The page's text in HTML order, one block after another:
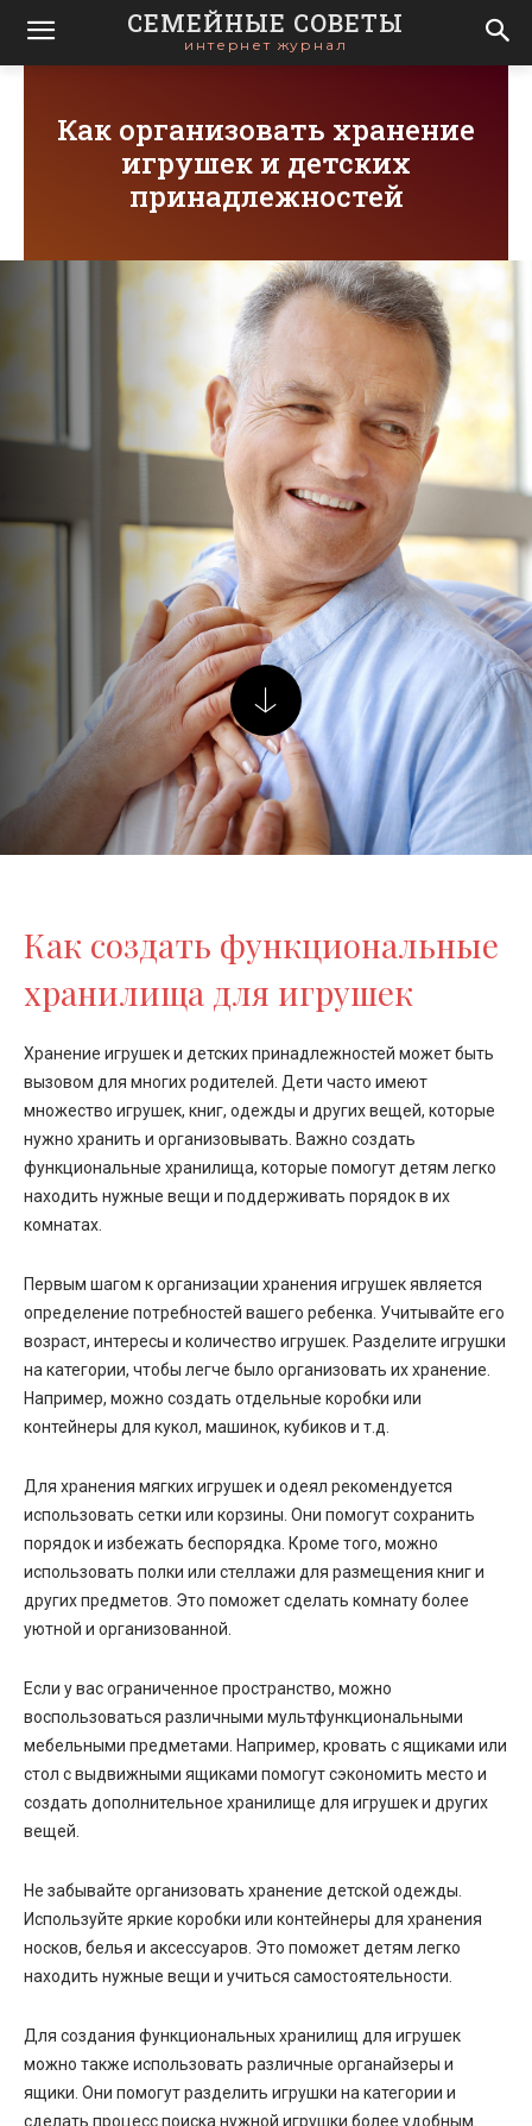
СЕМЕЙНЫЕ СОВЕТЫ
интернет журнал
Как организовать хранение
игрушек и детских
принадлежностей
Как создать функциональные
хранилища для игрушек
Хранение игрушек и детских принадлежностей может быть
вызовом для многих родителей. Дети часто имеют
множество игрушек, книг, одежды и других вещей, которые
нужно хранить и организовывать. Важно создать
функциональные хранилища, которые помогут детям легко
находить нужные вещи и поддерживать порядок в их
комнатах.
Первым шагом к организации хранения игрушек является
определение потребностей вашего ребенка. Учитывайте его
возраст, интересы и количество игрушек. Разделите игрушки
на категории, чтобы легче было организовать их хранение.
Например, можно создать отдельные коробки или
контейнеры для кукол, машинок, кубиков и т.д.
Для хранения мягких игрушек и одеял рекомендуется
использовать сетки или корзины. Они помогут сохранить
порядок и избежать беспорядка. Кроме того, можно
использовать полки или стеллажи для размещения книг и
других предметов. Это поможет сделать комнату более
уютной и организованной.
Если у вас ограниченное пространство, можно
воспользоваться различными мультфункциональными
мебельными предметами. Например, кровать с ящиками или
стол с выдвижными ящиками помогут сэкономить место и
создать дополнительное хранилище для игрушек и других
вещей.
Не забывайте организовать хранение детской одежды.
Используйте яркие коробки или контейнеры для хранения
носков, белья и аксессуаров. Это поможет детям легко
находить нужные вещи и учиться самостоятельности.
Для создания функциональных хранилищ для игрушек
можно также использовать различные органайзеры и
ящики. Они помогут разделить игрушки на категории и
сделать процесс поиска нужной игрушки более удобным.